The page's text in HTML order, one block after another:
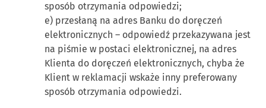
sposób otrzymania odpowiedzi;
e) przesłaną na adres Banku do doręczeń
elektronicznych – odpowiedź przekazywana jest
na piśmie w postaci elektronicznej, na adres
Klienta do doręczeń elektronicznych, chyba że
Klient w reklamacji wskaże inny preferowany
sposób otrzymania odpowiedzi.